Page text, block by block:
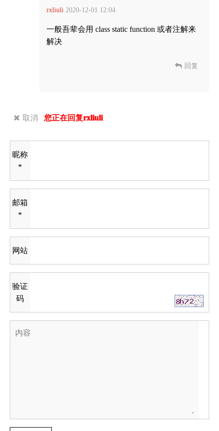
rxliuli 2020-12-01 12:04
一般吾辈会用 class static function 或者注解来
解决
回复
取消 您正在回复rxliuli
昵称
*
邮箱
*
网站
验证
码